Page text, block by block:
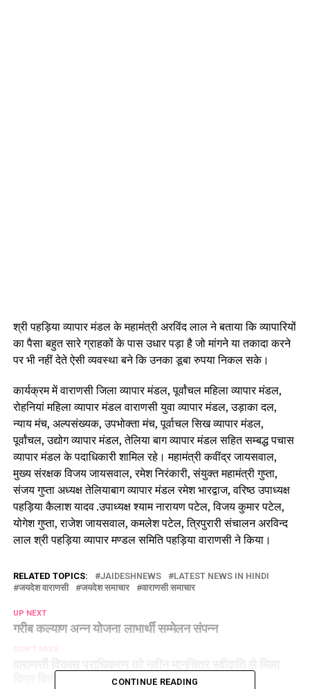
श्री पहड़िया व्यापार मंडल के महामंत्री अरविंद लाल ने बताया कि व्यापारियों
का पैसा बहुत सारे ग्राहकों के पास उधार पड़ा है जो मांगने या तकादा करने
पर भी नहीं देते ऐसी व्यवस्था बने कि उनका डूबा रुपया निकल सके।
कार्यक्रम में वाराणसी जिला व्यापार मंडल, पूर्वांचल महिला व्यापार मंडल,
रोहनियां महिला व्यापार मंडल वाराणसी युवा व्यापार मंडल, उड़ाका दल,
न्याय मंच, अल्पसंख्यक, उपभोक्ता मंच, पूर्वाचल सिख व्यापार मंडल,
पूर्वांचल, उद्योग व्यापार मंडल, तेलिया बाग व्यापार मंडल सहित सम्बद्ध पचास
व्यापार मंडल के पदाधिकारी शामिल रहे। महामंत्री कवींद्र जायसवाल,
मुख्य संरक्षक विजय जायसवाल, रमेश निरंकारी, संयुक्त महामंत्री गुप्ता,
संजय गुप्ता अध्यक्ष तेलियाबाग व्यापार मंडल रमेश भारद्वाज, वरिष्ठ उपाध्यक्ष
पहड़िया कैलाश यादव .उपाध्यक्ष श्याम नारायण पटेल, विजय कुमार पटेल,
योगेश गुप्ता, राजेश जायसवाल, कमलेश पटेल, त्रिपुरारी संचालन अरविन्द
लाल श्री पहड़िया व्यापार मण्डल समिति पहड़िया वाराणसी ने किया।
RELATED TOPICS: JAIDESHNEWS
LATEST NEWS IN HINDI
जयदेश वाराणसी
जयदेश समाचार वाराणसी समाचार
UP NEXT
गरीब कल्याण अन्न योजना लाभार्थी सम्मेलन संपन्न
DON'T MISS
विगत वित्तीय वर्ष से 14 गुना ज्यादा राजस्व
CONTINUE READING